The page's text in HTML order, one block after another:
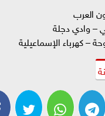
العرب
– وادي دجلة
– كهرباء الإسماعيلية